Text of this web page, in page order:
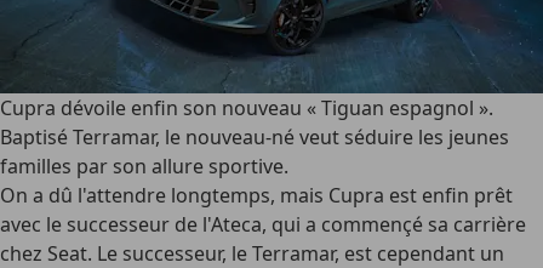
Cupra dévoile enfin son nouveau « Tiguan espagnol ».
Baptisé Terramar, le nouveau-né veut séduire les jeunes
familles par son allure sportive.
On a dû l'attendre longtemps, mais Cupra est enfin prêt
avec le successeur de l'Ateca, qui a commençé sa carrière
chez Seat. Le successeur, le Terramar, est cependant un